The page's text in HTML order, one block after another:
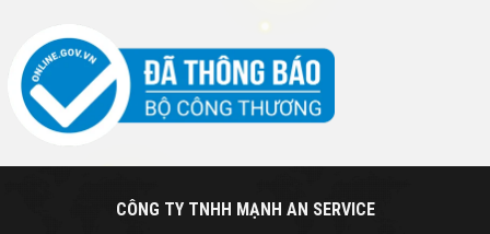
CÔNG TY TNHH MẠNH AN SERVICE